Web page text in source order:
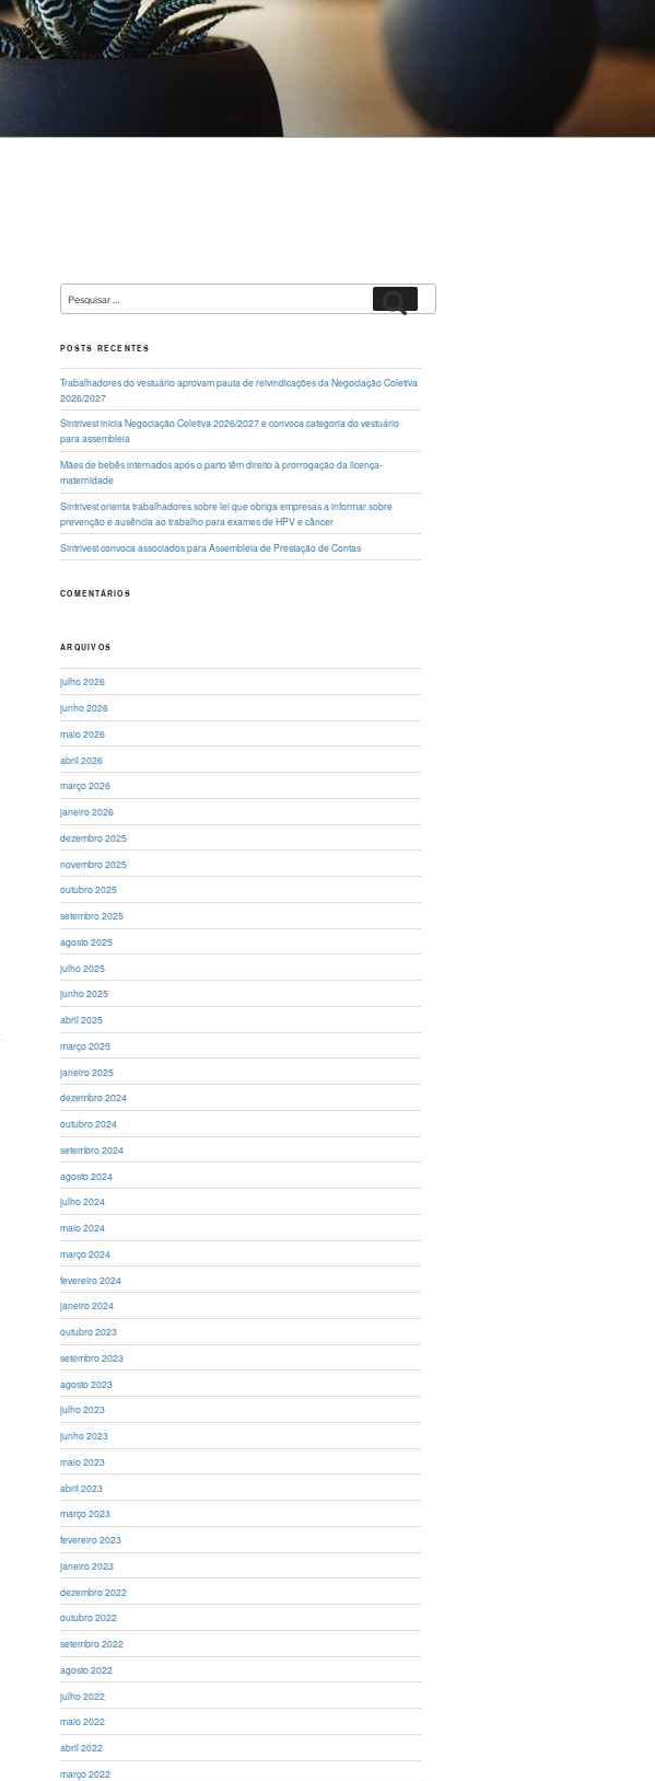
Pesquisar
por:
POSTS RECENTES
Trabalhadores do vestuário aprovam pauta de reivindicações da Negociação Coletiva
2026/2027
Sintrivest inicia Negociação Coletiva 2026/2027 e convoca categoria do vestuário
para assembleia
Mães de bebês internados após o parto têm direito à prorrogação da licença-
maternidade
Sintrivest orienta trabalhadores sobre lei que obriga empresas a informar sobre
prevenção e ausência ao trabalho para exames de HPV e câncer
Sintrivest convoca associados para Assembleia de Prestação de Contas
COMENTÁRIOS
ARQUIVOS
julho 2026
junho 2026
maio 2026
abril 2026
março 2026
janeiro 2026
dezembro 2025
novembro 2025
outubro 2025
setembro 2025
agosto 2025
julho 2025
junho 2025
abril 2025
março 2025
janeiro 2025
dezembro 2024
outubro 2024
setembro 2024
agosto 2024
julho 2024
maio 2024
março 2024
fevereiro 2024
janeiro 2024
outubro 2023
setembro 2023
agosto 2023
julho 2023
junho 2023
maio 2023
abril 2023
março 2023
fevereiro 2023
janeiro 2023
dezembro 2022
outubro 2022
setembro 2022
agosto 2022
julho 2022
maio 2022
abril 2022
março 2022